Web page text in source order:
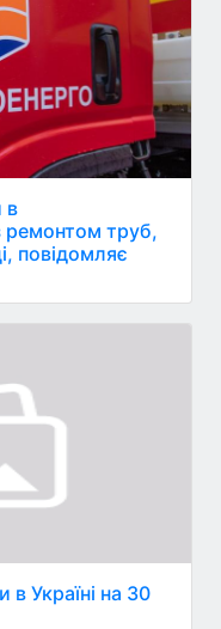
в
ремонтом труб,
повідомляє
Україні на 30